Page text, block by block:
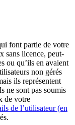
font partie de votre
sans licence, peut-
ou qu’ils en avaient
non gérés
ils représentent
ne sont pas soumis
de votre
de l’utilisateur (en